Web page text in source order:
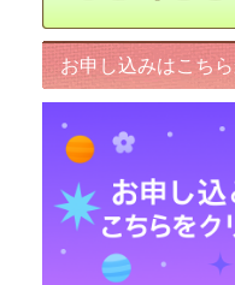
お申し込みはこち